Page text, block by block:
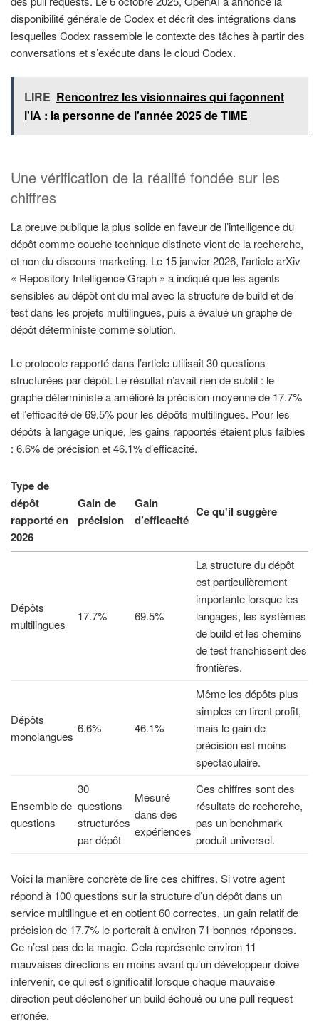
disponibilité générale de Codex et décrit des intégrations dans
lesquelles Codex rassemble le contexte des tâches à partir des
conversations et s’exécute dans le cloud Codex.
LIRE Rencontrez les visionnaires qui façonnent
l'IA : la personne de l'année 2025 de TIME
Une vérification de la réalité fondée sur les
chiffres
La preuve publique la plus solide en faveur de l’intelligence du
dépôt comme couche technique distincte vient de la recherche,
et non du discours marketing. Le 15 janvier 2026, l’article arXiv
« Repository Intelligence Graph » a indiqué que les agents
sensibles au dépôt ont du mal avec la structure de build et de
test dans les projets multilingues, puis a évalué un graphe de
dépôt déterministe comme solution.
Le protocole rapporté dans l’article utilisait 30 questions
structurées par dépôt. Le résultat n’avait rien de subtil : le
graphe déterministe a amélioré la précision moyenne de 17.7%
et l’efficacité de 69.5% pour les dépôts multilingues. Pour les
dépôts à langage unique, les gains rapportés étaient plus faibles
: 6.6% de précision et 46.1% d’efficacité.
Type de
dépôt
rapporté en
2026
Gain de
précision
Gain
d’efficacité
Ce qu'il suggère
Dépôts
multilingues
17.7% 69.5%
La structure du dépôt
est particulièrement
importante lorsque les
langages, les systèmes
de build et les chemins
de test franchissent des
frontières.
Dépôts
monolangues
6.6% 46.1%
Même les dépôts plus
simples en tirent profit,
mais le gain de
précision est moins
spectaculaire.
Ensemble de
questions
30
questions
structurées
par dépôt
Mesuré
dans des
expériences
Ces chiffres sont des
résultats de recherche,
pas un benchmark
produit universel.
Voici la manière concrète de lire ces chiffres. Si votre agent
répond à 100 questions sur la structure d’un dépôt dans un
service multilingue et en obtient 60 correctes, un gain relatif de
précision de 17.7% le porterait à environ 71 bonnes réponses.
Ce n’est pas de la magie. Cela représente environ 11
mauvaises directions en moins avant qu’un développeur doive
intervenir, ce qui est significatif lorsque chaque mauvaise
direction peut déclencher un build échoué ou une pull request
erronée.